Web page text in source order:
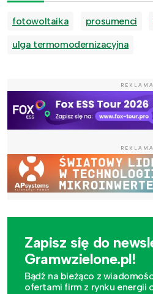
fotowoltaika prosumenci
ulga termomodernizacyjna
REKLAMA
REKLAMA
Zapisz się do
Gramwzielone.pl!
Bądź na bieżąco z
ofertami firm z rynku energii